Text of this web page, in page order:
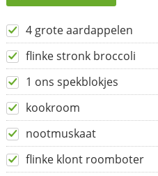
4 grote aardappelen
flinke stronk broccoli
1 ons spekblokjes
kookroom
nootmuskaat
flinke klont roomboter